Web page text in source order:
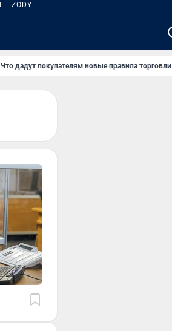
ZODY
Что дадут покупателям новые правила торговли